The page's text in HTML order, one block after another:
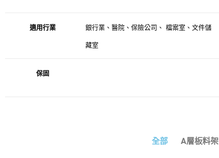
適用行業 銀行業、醫院、保險公司、 檔案室、文件儲
藏室
保固
全部 A層板料架